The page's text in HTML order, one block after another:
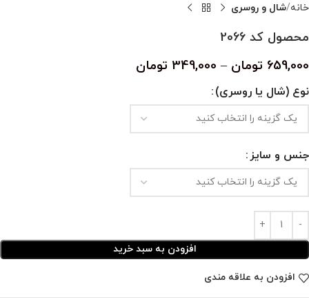
خانه شال و روسری
محصول کد 2066
659,000 تومان –
349,000 تومان
نوع (شال یا روسری)
جنس و سایز
افزودن به سبد خرید
افزودن به علاقه مندی